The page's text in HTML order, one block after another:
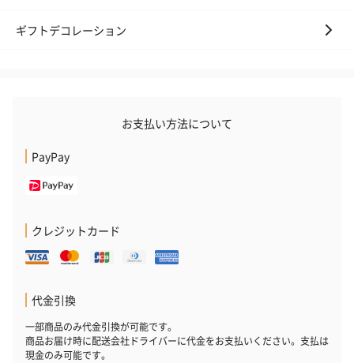
ギフトデコレーション
お支払い方法について
PayPay
クレジットカード
代金引換
一部商品のみ代金引換が可能です。
商品お届け時に配送会社ドライバーに代金をお支払いください。支払は
現金のみ可能です。